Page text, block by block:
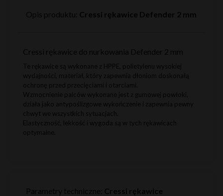
Opis produktu: Cressi rękawice Defender 2 mm
Cressi rękawice do nurkowania Defender 2 mm
Te rękawice są wykonane z HPPE, polietylenu wysokiej
wydajności, materiał, który zapewnia dłoniom doskonałą
ochronę przed przecięciami i otarciami.
Wzmocnienie palców wykonane jest z gumowej powłoki,
działa jako antypoślizgowe wykończenie i zapewnia pewny
chwyt we wszystkich sytuacjach.
Elastyczność, lekkość i wygoda są w tych rękawicach
optymalne.
Parametry techniczne: Cressi rękawice